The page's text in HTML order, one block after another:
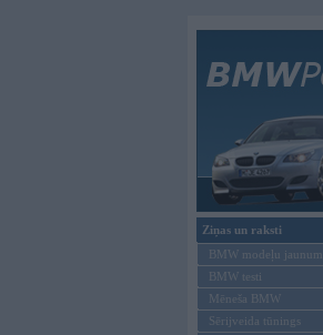
Ziņas un raksti
BMW modeļu
BMW testi
Mēneša BMW
Sērijveida tūnings